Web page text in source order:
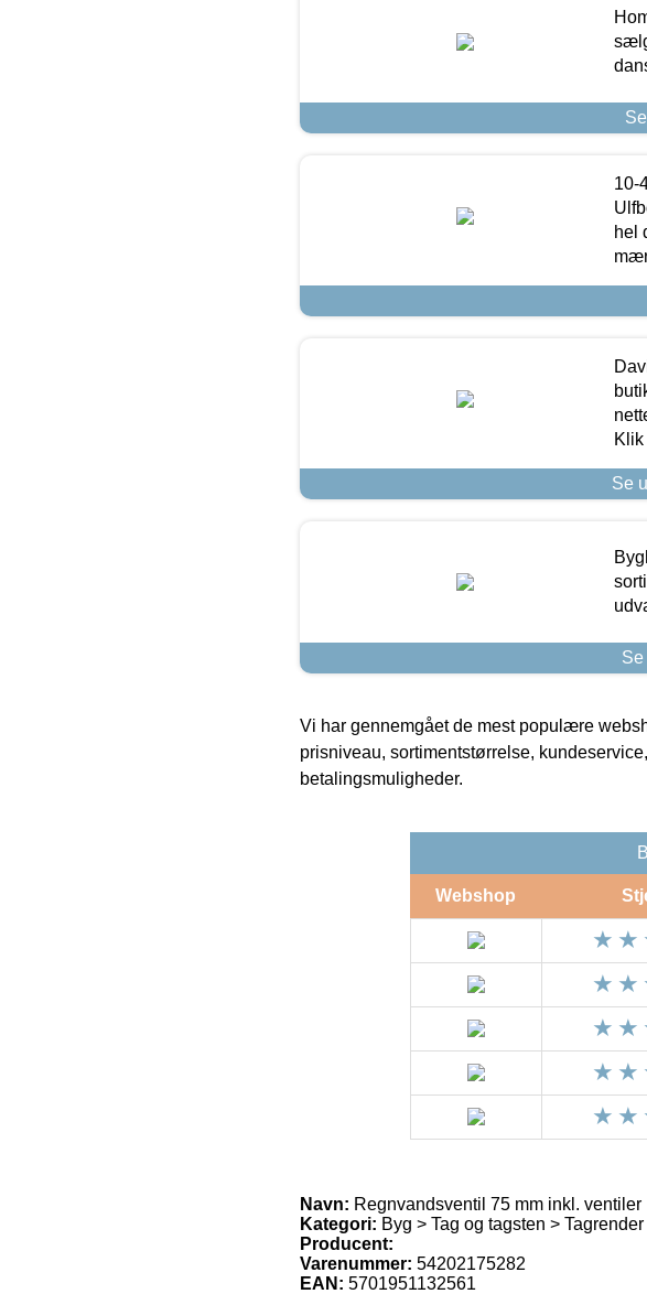
10-
hel
Se
Vi har gennemgået de mest populære
prisniveau, sortimentstørrelse,
betalingsmuligheder.
Webshop
Navn: Regnvandsventil 75 mm inkl. ventiler
Kategori: Byg > Tag og tagsten > Tagrender
Producent:
Varenummer: 54202175282
EAN: 5701951132561